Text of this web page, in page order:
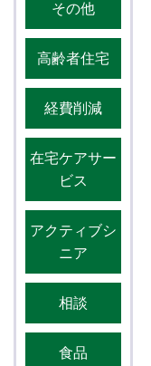
その他
高齢者住宅
経費削減
在宅ケアサー
ビス
アクティブシ
ニア
相談
食品